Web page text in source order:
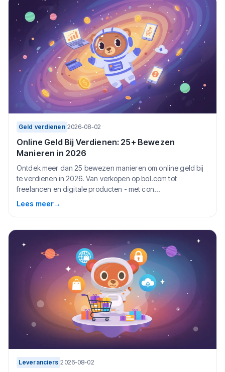
Geld verdienen 2026-08-02
Online Geld Bij Verdienen: 25+ Bewezen
Manieren in 2026
Ontdek meer dan 25 bewezen manieren om online geld bij
te verdienen in 2026. Van verkopen op bol.com tot
freelancen en digitale producten - met con...
Lees meer→
Leveranciers 2026-08-02